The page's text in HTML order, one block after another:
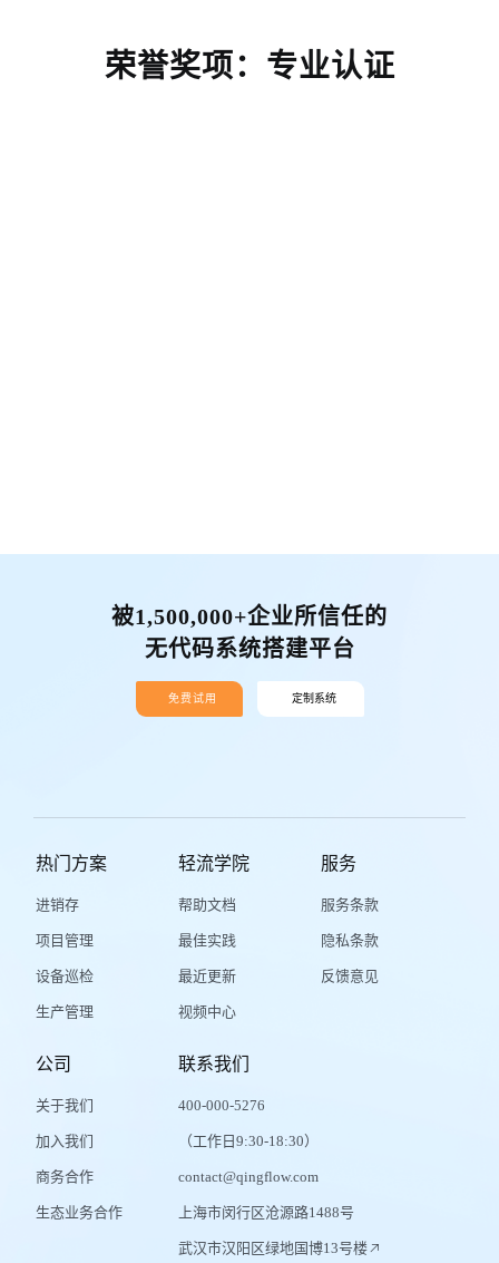
荣誉奖项：专业认证
被1,500,000+企业所信任的
无代码系统搭建平台
免费试用 定制系统
热门方案
进销存
项目管理
设备巡检
生产管理
轻流学院
帮助文档
最佳实践
最近更新
视频中心
服务
服务条款
隐私条款
反馈意见
公司
关于我们
加入我们
商务合作
生态业务合作
联系我们
400-000-5276
（工作日9:30-18:30）
contact@qingflow.com
上海市闵行区沧源路1488号
武汉市汉阳区绿地国博13号楼